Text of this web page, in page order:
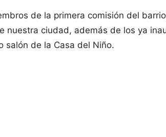
de la primera comisión del
nuestra ciudad, además de los ya
salón de la Casa del Niño.